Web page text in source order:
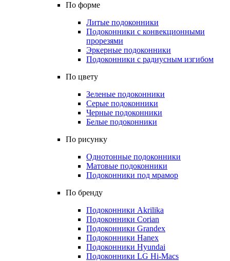
По форме
Литые подоконники
Подоконники с конвекционными
прорезями
Эркерные подоконники
Подоконники с радиусным изгибом
По цвету
Зеленые подоконники
Серые подоконники
Черные подоконники
Белые подоконники
По рисунку
Однотонные подоконники
Матовые подоконники
Подоконники под мрамор
По бренду
Подоконники Akrilika
Подоконники Corian
Подоконники Grandex
Подоконники Hanex
Подоконники Hyundai
Подоконники LG Hi-Macs